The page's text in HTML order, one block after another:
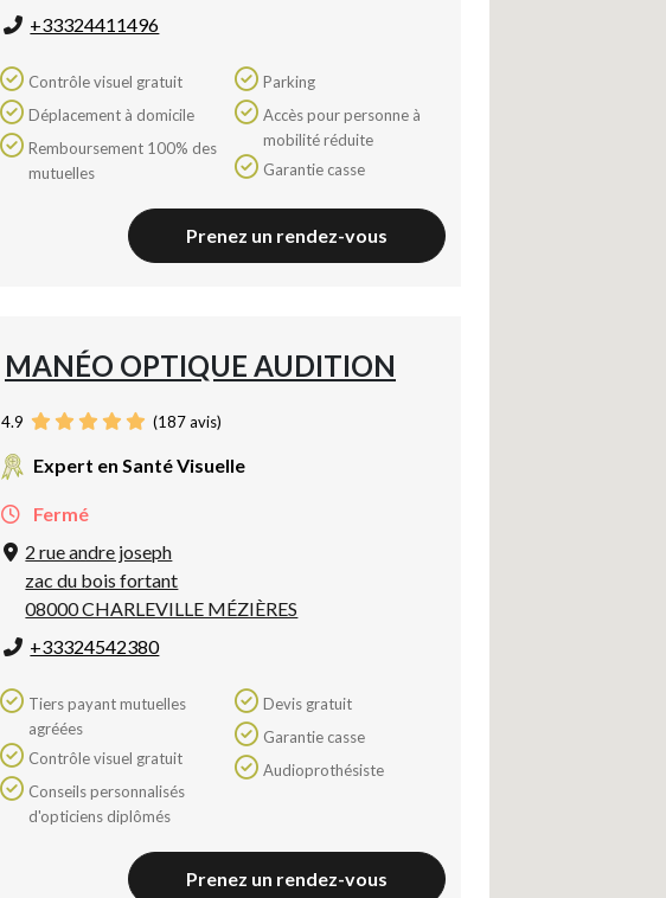
+33324411496
Contrôle visuel gratuit
Déplacement à domicile
mutuelles
Parking
mobilité réduite
Garantie casse
Prenez un rendez-vous
MANÉO OPTIQUE AUDITION
4.9 (187avis)
Expert en Santé Visuelle
Fermé
2 rue andre joseph
zac du bois fortant
08000 CHARLEVILLE MÉZIÈRES
+33324542380
agréées
Contrôle visuel gratuit
d'opticiens diplômés
Devis gratuit
Garantie casse
Audioprothésiste
Prenez un rendez-vous